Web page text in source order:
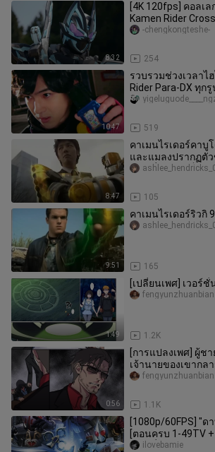
8:32
[4K 120fps] คอลเ
Kamen Rider
254
-chengkongteshe-
10:47
รวบรวมช่วงเวลาไ
Rider Para-DX ทุก
519
8:47
คาเมนไรเดอร์คา
และแมลงปรากฏตั
เวอร์ชั่นมิชิมะก็ปรา
105
9:51
คาเมนไรเดอร์ริวกิ
165
1:49
[เปลี่ยนเพศ] เวอร์ชั่
1.2K
fengyunzhuanbian
0:56
[การแปลงเพศ] ผู้ช
เจ้านายของเขากล
1.1K
fengyunzhuanbian
[1080p/60FPS] "ด
[ตอนครบ 1-49TV
เวอร์ชั่นละครพรีเค
ilovebamie